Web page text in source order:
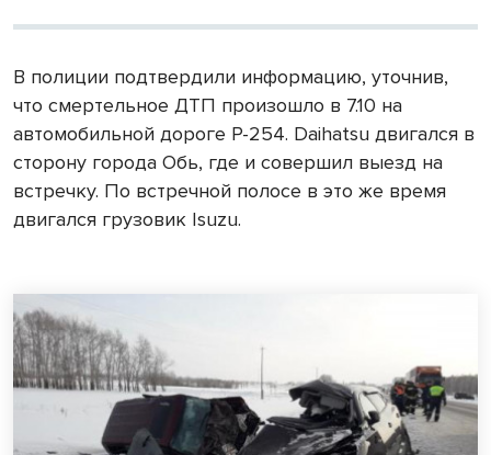
В полиции подтвердили информацию, уточнив,
что смертельное ДТП произошло в 7.10 на
автомобильной дороге Р-254. Daihatsu двигался в
сторону города Обь, где и совершил выезд на
встречку. По встречной полосе в это же время
двигался грузовик Isuzu.